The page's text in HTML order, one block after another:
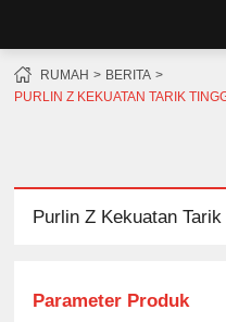
RUMAH
BERITA
PURLIN Z KEKUATAN TARIK
Purlin Z Kekuatan
Parameter Produk